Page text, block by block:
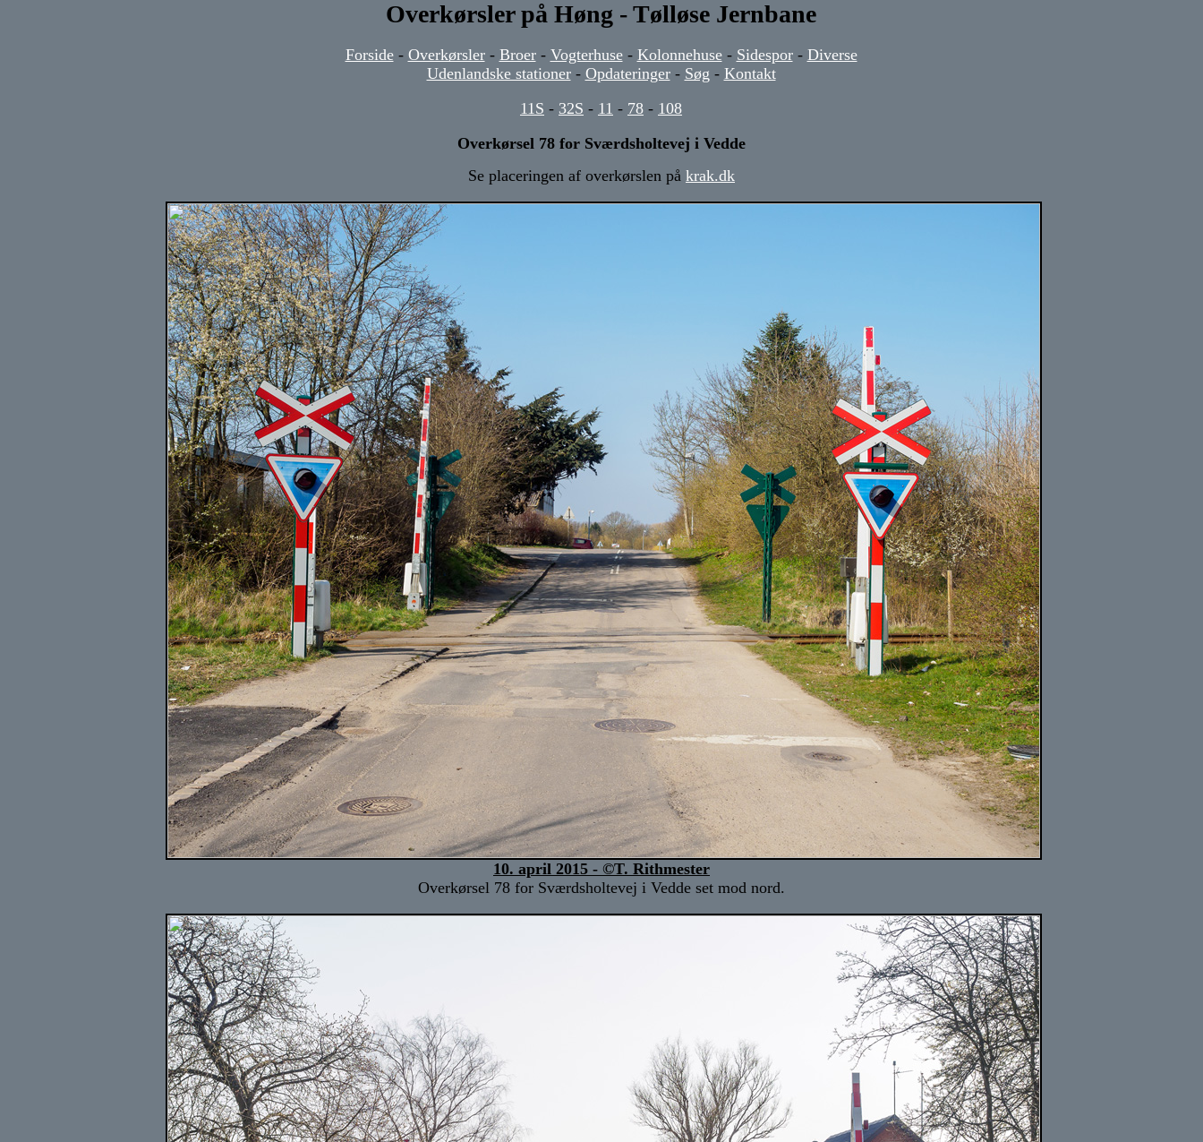
Overkørsler på Høng - Tølløse Jernbane
Forside- Overkørsler- Broer- Vogterhuse- Kolonnehuse- Sidespor- Diverse
Udenlandske stationer- Opdateringer- Søg - Kontakt
11S - 32S - 11 - 78 - 108
Overkørsel 78 for Sværdsholtevej i Vedde
Se placeringen af overkørslen på krak.dk
10. april 2015 - ©T. Rithmester
Overkørsel 78 for Sværdsholtevej i Vedde set mod nord.